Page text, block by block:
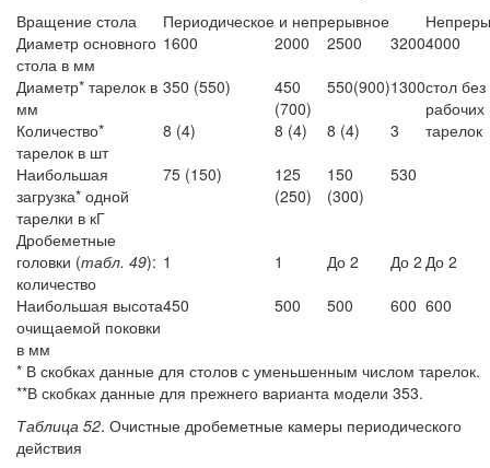
Вращение стола
Периодическое и непрерывное
Диаметр основного
стола в мм
1600 2000 2500 32004000
Диаметр* тарелок в
мм
350 (550)
450
(700)
550(900)1300стол без
рабочих
тарелок
Количество*
тарелок в шт
8 (4) 8 (4) 8 (4)
3
Наибольшая
загрузка* одной
тарелки в кГ
75 (150)
125
(250)
150
(300)
530
Дробеметные
головки (табл. 49):
количество
1 1 До 2 До 2 До 2
Наибольшая высота
очищаемой поковки
в мм
450 500 500 600 600
* В скобках данные для столов с уменьшенным числом тарелок.
**В скобках данные для прежнего варианта модели 353.
Таблица 52. Очистные дробеметные камеры периодического
действия